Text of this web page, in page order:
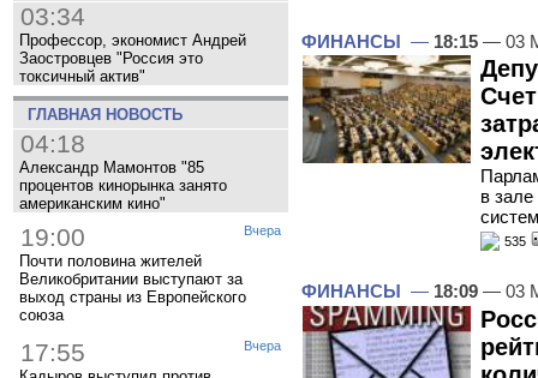
03:34
Профессор, экономист Андрей
Заостровцев "Россия это
токсичный актив"
ГЛАВНАЯ НОВОСТЬ
04:18
Александр Мамонтов "85
процентов кинорынка занято
американским кино"
Вчера
19:00
Почти половина жителей
Великобритании выступают за
выход страны из Европейского
союза
Вчера
17:55
ФИНАНСЫ — 18:15 — 03
в
535
ФИНАНСЫ — 18:09 — 03